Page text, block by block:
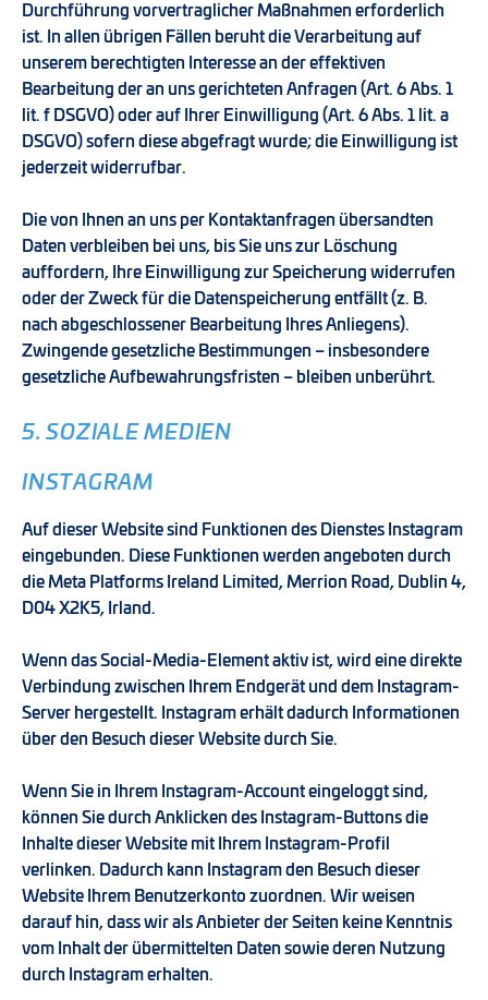
Durchführung vorvertraglicher Maßnahmen erforderlich
ist. In allen übrigen Fällen beruht die Verarbeitung auf
unserem berechtigten Interesse an der effektiven
Bearbeitung der an uns gerichteten Anfragen (Art. 6 Abs. 1
lit. f DSGVO) oder auf Ihrer Einwilligung (Art. 6 Abs. 1 lit. a
DSGVO) sofern diese abgefragt wurde; die Einwilligung ist
jederzeit widerrufbar.
Die von Ihnen an uns per Kontaktanfragen übersandten
Daten verbleiben bei uns, bis Sie uns zur Löschung
auffordern, Ihre Einwilligung zur Speicherung widerrufen
oder der Zweck für die Datenspeicherung entfällt (z. B.
nach abgeschlossener Bearbeitung Ihres Anliegens).
Zwingende gesetzliche Bestimmungen – insbesondere
gesetzliche Aufbewahrungsfristen – bleiben unberührt.
5. SOZIALE MEDIEN
INSTAGRAM
Auf dieser Website sind Funktionen des Dienstes Instagram
eingebunden. Diese Funktionen werden angeboten durch
die Meta Platforms Ireland Limited, Merrion Road, Dublin 4,
D04 X2K5, Irland.
Wenn das Social-Media-Element aktiv ist, wird eine direkte
Verbindung zwischen Ihrem Endgerät und dem Instagram-
Server hergestellt. Instagram erhält dadurch Informationen
über den Besuch dieser Website durch Sie.
Wenn Sie in Ihrem Instagram-Account eingeloggt sind,
können Sie durch Anklicken des Instagram-Buttons die
Inhalte dieser Website mit Ihrem Instagram-Profil
verlinken. Dadurch kann Instagram den Besuch dieser
Website Ihrem Benutzerkonto zuordnen. Wir weisen
darauf hin, dass wir als Anbieter der Seiten keine Kenntnis
vom Inhalt der übermittelten Daten sowie deren Nutzung
durch Instagram erhalten.